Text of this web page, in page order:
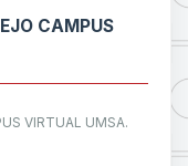
CAMPUS
VIRTUAL UMSA.